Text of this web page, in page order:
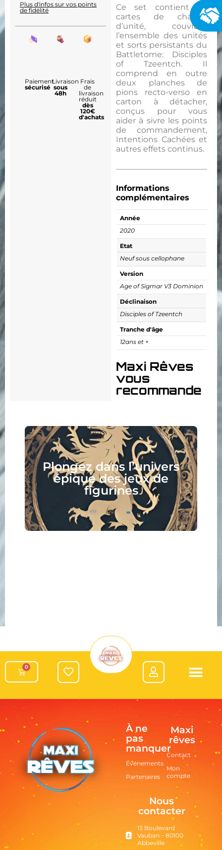
Ce set contient 30
cartes de chartes
d’unité, couvrant
l’ensemble des unités
et sorts persistants du
Battletome: Disciples
of Tzeentch. Il
comprend en outre
deux planches de
pions recto-verso en
carton à détacher,
conçus pour vous
aider à sivre les points
de commandement,
Intentions Cachées et
autres effets continus.
Informations
complémentaires
Année
2020
Etat
Neuf sous cellophane
Version
Age of Sigmar V3 Dominion
Déclinaison
Disciples of Tzeentch
Tranche d'âge
12ans et +
Maxi Rêves
vous
recommande
Plus d'infos sur vos points
de fidélité
Paiement
sécurisé
Livraison
sous
48h
Frais
de
livraison
réduit
dès
120€
d'achats
Plongez dans l’univers
épique des jeux de
figurines
0
À ne
pas
manquer
Événements
Partenaires
Maxi
rêves
Contact
Mon
compte
Nous
contacter
13 Boulevard
Vauban – 80100
Abbeville